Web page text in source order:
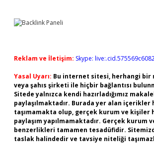
Reklam ve İletişim: Skype:
Yasal Uyarı: Bu internet sitesi, herhangi bir
veya şahıs şirketi ile hiçbir bağlantısı
Sitede yalnızca kendi hazırladığımız
paylaşılmaktadır. Burada yer alan içerikler
taşımamakta olup, gerçek kurum ve kişiler
paylaşım yapılmamaktadır. Gerçek kurum
benzerlikleri tamamen tesadüfidir.
taslak halindedir ve tavsiye niteliği